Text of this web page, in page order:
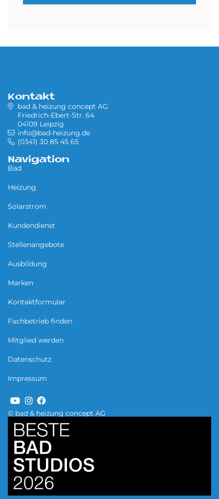
© bad & heizung concept AG
Kontakt
bad & heizung concept AG
Friedrich-Ebert-Str. 64
04109 Leipzig
info@bad-heizung.de
(0341) 30 85 45 65
Navigation
Bad
Heizung
Solarstrom
Kundendienst
Stellenangebote
Ausbildung
Marken
Kontaktformular
Fachbetrieb finden
Mitglied werden
Datenschutz
Impressum